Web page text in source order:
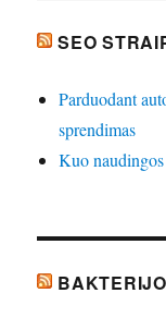
SEO
Parduodant
sprendimas
Kuo